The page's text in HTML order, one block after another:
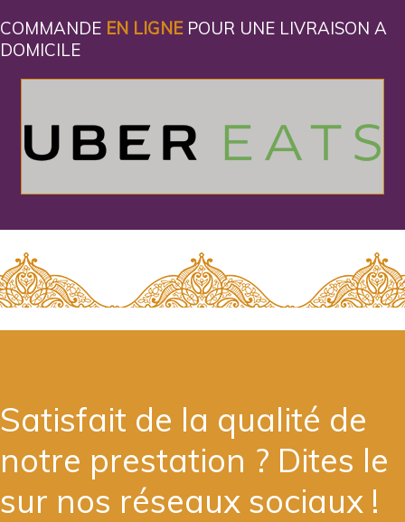
COMMANDE EN LIGNE POUR UNE LIVRAISON A
DOMICILE
Satisfait de la qualité de
notre prestation ? Dites le
sur nos réseaux sociaux !